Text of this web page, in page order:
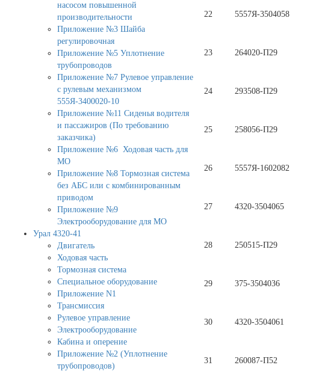
насосом повышенной
производительности
Приложение №3 Шайба
регулировочная
Приложение №5 Уплотнение
трубопроводов
Приложение №7 Рулевое управление
с рулевым механизмом
555Я-3400020-10
Приложение №11 Сиденья водителя
и пассажиров (По требованию
заказчика)
Приложение №6 Ходовая часть для
МО
Приложение №8 Тормозная система
без АБС или с комбинированным
приводом
Приложение №9
Электрооборудование для МО
Урал 4320-41
Двигатель
Ходовая часть
Тормозная система
Специальное оборудование
Приложение N1
Трансмиссия
Рулевое управление
Электрооборудование
Кабина и оперение
Приложение №2 (Уплотнение
трубопроводов)
22 5557Я-3504058
23 264020-П29
24 293508-П29
25 258056-П29
26 5557Я-1602082
27 4320-3504065
28 250515-П29
29 375-3504036
30 4320-3504061
31 260087-П52